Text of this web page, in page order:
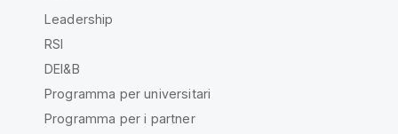
Leadership
RSI
DEI&B
Programma per universitari
Programma per i partner